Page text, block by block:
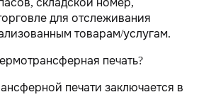
для отслеживания
товарам/услугам.
печать?
печати заключается в